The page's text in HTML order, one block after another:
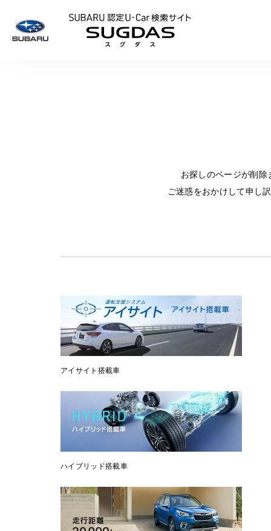
お探しのページが削
ご迷惑をおかけして申し
アイサイト搭載車
ハイブリッド搭載車